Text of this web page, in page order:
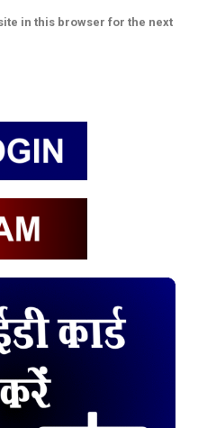
in this browser for the next